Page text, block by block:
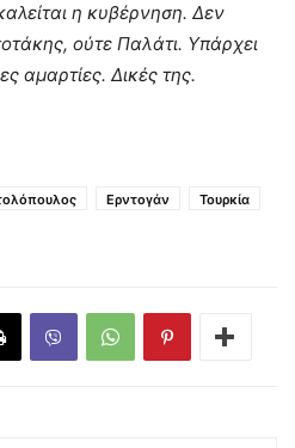
η κυβέρνηση. Δεν
ούτε Παλάτι. Υπάρχει
αμαρτίες. Δικές της.
Ερντογάν
Τουρκία